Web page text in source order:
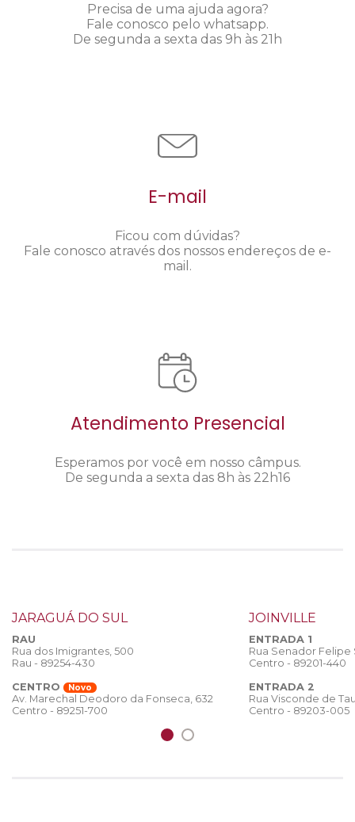
Precisa de uma ajuda agora?
Fale conosco pelo whatsapp.
De segunda a sexta das 9h às 21h
E-mail
Ficou com dúvidas?
Fale conosco através dos nossos endereços de e-
mail.
Atendimento Presencial
Esperamos por você em nosso câmpus.
De segunda a sexta das 8h às 22h16
JARAGUÁ DO SUL
RAU
Rua dos Imigrantes, 500
Rau - 89254-430
CENTRO
Novo
Av. Marechal Deodoro da Fonseca, 632
Centro - 89251-700
JOINVILLE
ENTRADA 1
Rua Senador
Centro - 89201-440
ENTRADA 2
Rua Visconde de
Centro - 89203-005